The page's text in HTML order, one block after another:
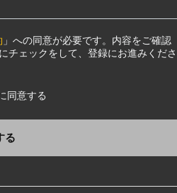
」への同意が必要です。内容をご確認
チェックをして、登録にお進みくださ
同意する
る